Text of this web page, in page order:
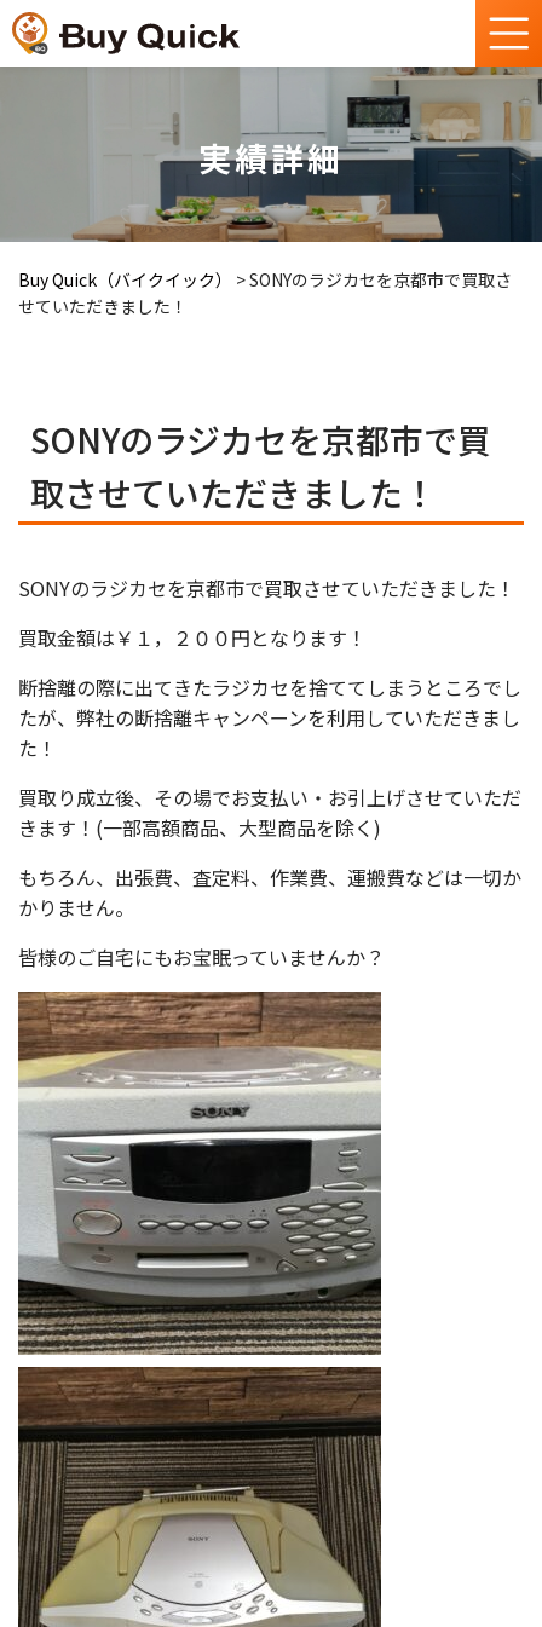
実績詳細
Buy Quick（バイクイック） >SONYのラジカセを京都市で買取さ
せていただきました！
SONYのラジカセを京都市で買
取させていただきました！
SONYのラジカセを京都市で買取させていただきました！
買取金額は￥１，２００円となります！
断捨離の際に出てきたラジカセを捨ててしまうところでし
たが、弊社の断捨離キャンペーンを利用していただきまし
た！
買取り成立後、その場でお支払い・お引上げさせていただ
きます！(一部高額商品、大型商品を除く)
もちろん、出張費、査定料、作業費、運搬費などは一切か
かりません。
皆様のご自宅にもお宝眠っていませんか？